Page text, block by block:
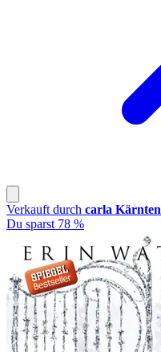
Verkauft durch carla Kärnten
Du sparst 78 %